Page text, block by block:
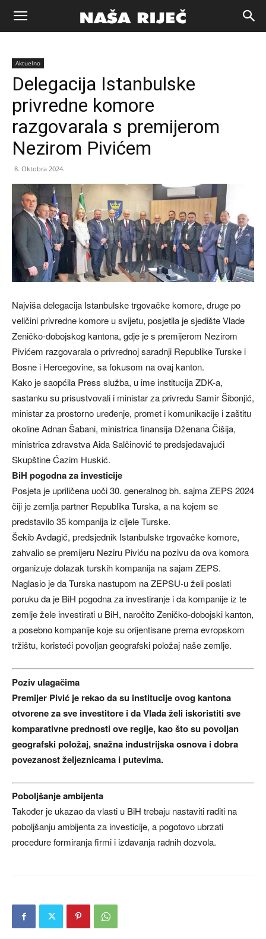
Naša
riječ
Zenica
Aktuelno
Delegacija Istanbulske
privredne komore
razgovarala s premijerom
Nezirom Pivićem
8. Oktobra 2024.
Najviša delegacija Istanbulske trgovačke komore, druge po
veličini privredne komore u svijetu, posjetila je sjedište Vlade
Zeničko-dobojskog kantona, gdje je s premijerom Nezirom
Pivićem razgovarala o privrednoj saradnji Republike Turske i
Bosne i Hercegovine, sa fokusom na ovaj kanton.
Kako je saopćila Press služba, u ime institucija ZDK-a,
sastanku su prisustvovali i ministar za privredu Samir Šibonjić,
ministar za prostorno uređenje, promet i komunikacije i zaštitu
okoline Adnan Šabani, ministrica finansija Dženana Čišija,
ministrica zdravstva Aida Salčinović te predsjedavajući
Skupštine Ćazim Huskić.
BiH pogodna za investicije
Posjeta je upriličena uoči 30. generalnog bh. sajma ZEPS 2024
čiji je zemlja partner Republika Turska, a na kojem se
predstavilo 35 kompanija iz cijele Turske.
Šekib Avdagić, predsjednik Istanbulske trgovačke komore,
zahvalio se premijeru Neziru Piviću na pozivu da ova komora
organizuje dolazak turskih kompanija na sajam ZEPS.
Naglasio je da Turska nastupom na ZEPSU-u želi poslati
poruku da je BiH pogodna za investiranje i da kompanije iz te
zemlje žele investirati u BiH, naročito Zeničko-dobojski kanton,
a posebno kompanije koje su orijentisane prema evropskom
tržištu, koristeći povoljan geografski položaj naše zemlje.
Poziv ulagačima
Premijer Pivić je rekao da su institucije ovog kantona
otvorene za sve investitore i da Vlada želi iskoristiti sve
komparativne prednosti ove regije, kao što su povoljan
geografski položaj, snažna industrijska osnova i dobra
povezanost željeznicama i putevima.
Poboljšanje ambijenta
Također je ukazao da vlasti u BiH trebaju nastaviti raditi na
poboljšanju ambijenta za investicije, a pogotovo ubrzati
procedure formiranja firmi i izdavanja radnih dozvola.